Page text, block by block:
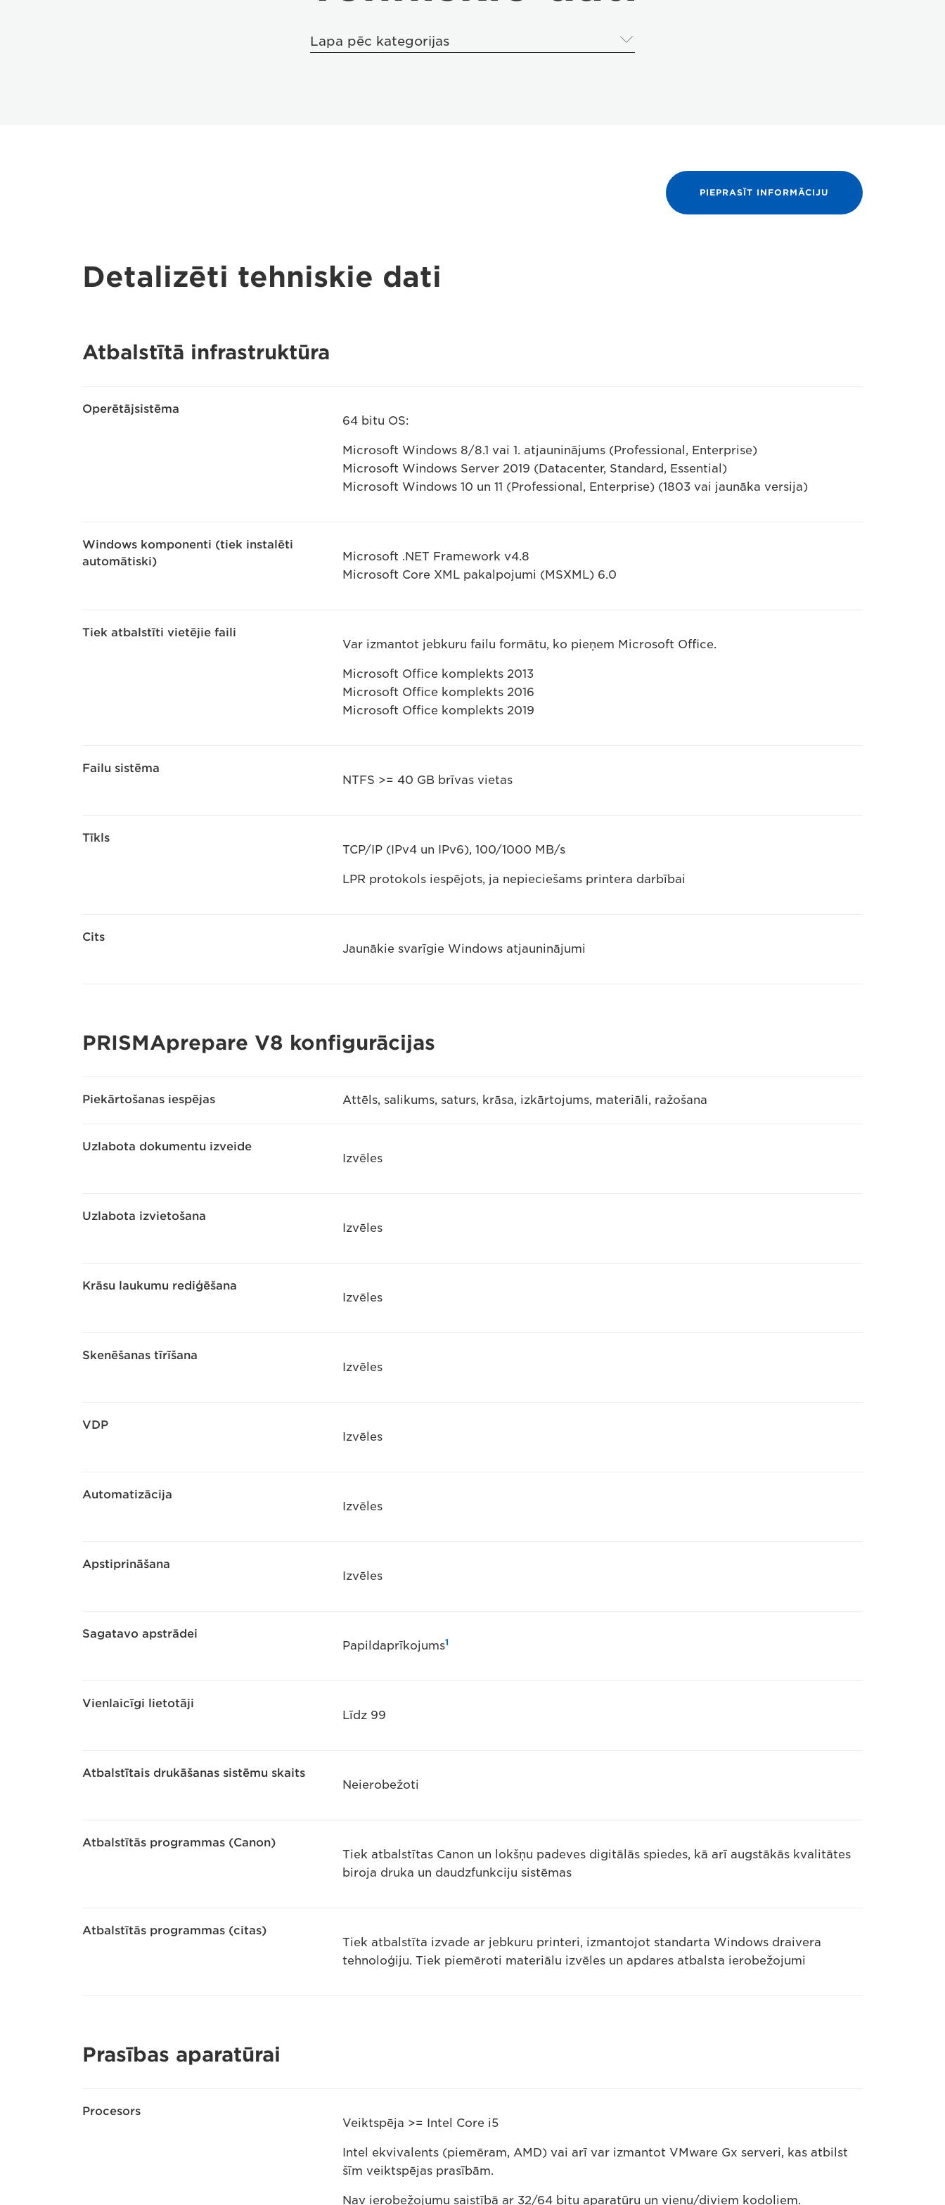
Lapa pēc kategorijas
PIEPRASĪT INFORMĀCIJU
Detalizēti tehniskie dati
Atbalstītā infrastruktūra
Operētājsistēma
64 bitu OS:
Microsoft Windows 8/8.1 vai 1. atjauninājums (Professional, Enterprise)
Microsoft Windows Server 2019 (Datacenter, Standard, Essential)
Microsoft Windows 10 un 11 (Professional, Enterprise) (1803 vai jaunāka versija)
Windows komponenti (tiek instalēti
automātiski)
Microsoft .NET Framework v4.8
Microsoft Core XML pakalpojumi (MSXML) 6.0
Tiek atbalstīti vietējie faili
Var izmantot jebkuru failu formātu, ko pieņem Microsoft Office.
Microsoft Office komplekts 2013
Microsoft Office komplekts 2016
Microsoft Office komplekts 2019
Failu sistēma
NTFS >= 40 GB brīvas vietas
Tīkls
TCP/IP (IPv4 un IPv6), 100/1000 MB/s
LPR protokols iespējots, ja nepieciešams printera darbībai
Cits
Jaunākie svarīgie Windows atjauninājumi
PRISMAprepare V8 konfigurācijas
Piekārtošanas iespējas Attēls, salikums, saturs, krāsa, izkārtojums, materiāli, ražošana
Uzlabota dokumentu izveide
Izvēles
Uzlabota izvietošana
Izvēles
Krāsu laukumu rediģēšana
Izvēles
Skenēšanas tīrīšana
Izvēles
VDP
Izvēles
Automatizācija
Izvēles
Apstiprināšana
Izvēles
Sagatavo apstrādei
Papildaprīkojums1
Vienlaicīgi lietotāji
Līdz 99
Atbalstītais drukāšanas sistēmu skaits
Neierobežoti
Atbalstītās programmas (Canon)
Tiek atbalstītas Canon un lokšņu padeves digitālās spiedes, kā arī augstākās kvalitātes
biroja druka un daudzfunkciju sistēmas
Atbalstītās programmas (citas)
Tiek atbalstīta izvade ar jebkuru printeri, izmantojot standarta Windows draivera
tehnoloģiju. Tiek piemēroti materiālu izvēles un apdares atbalsta ierobežojumi
Prasības aparatūrai
Procesors
Veiktspēja >= Intel Core i5
Intel ekvivalents (piemēram, AMD) vai arī var izmantot VMware Gx serveri, kas atbilst
šīm veiktspējas prasībām.
Nav ierobežojumu saistībā ar 32/64 bitu aparatūru un vienu/diviem kodoliem.